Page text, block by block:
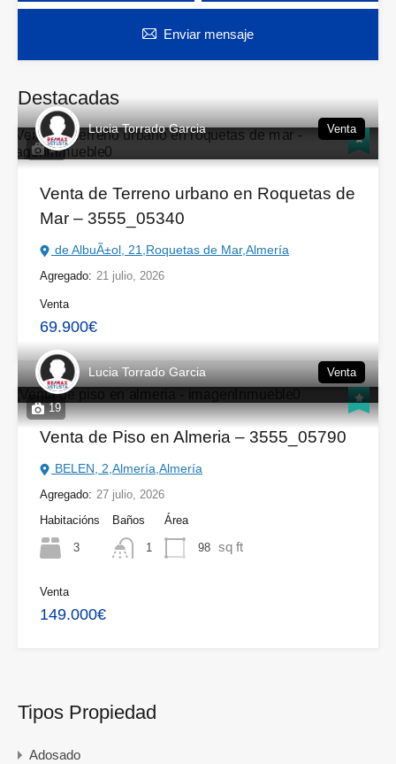
Enviar mensaje
Destacadas
14
Lucia Torrado Garcia Venta
Venta de Terreno urbano en Roquetas de
Mar – 3555_05340
de AlbuÃ±ol, 21,Roquetas de Mar,Almería
Agregado: 21 julio, 2026
Venta
69.900€
19
Lucia Torrado Garcia Venta
Venta de Piso en Almeria – 3555_05790
BELEN, 2,Almería,Almería
Agregado: 27 julio, 2026
Habitacións
3
Baños
1
Área
98 sq ft
Venta
149.000€
Tipos Propiedad
Adosado